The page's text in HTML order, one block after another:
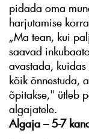
pidada oma
harjutamise
„Ma tean, kui
saavad
avastada,
kõik õnnestuda,
õpitakse," ütleb
algajatele.
Algaja – 5-7